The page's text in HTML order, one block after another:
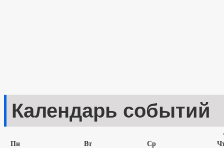
Календарь событий
Пн
Вт Ср